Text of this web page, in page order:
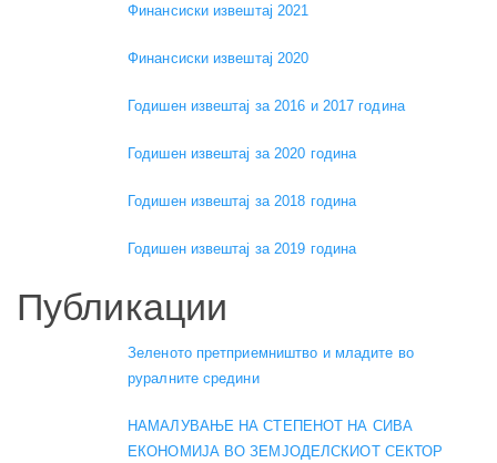
Финансиски извештај 2021
Финансиски извештај 2020
Годишен извештај за 2016 и 2017 година
Годишен извештај за 2020 година
Годишен извештај за 2018 година
Годишен извештај за 2019 година
Публикации
Зеленото претприемништво и младите во
руралните средини
НАМАЛУВАЊЕ НА СТЕПЕНОТ НА СИВА
ЕКОНОМИЈА ВО ЗЕМЈОДЕЛСКИОТ СЕКТОР